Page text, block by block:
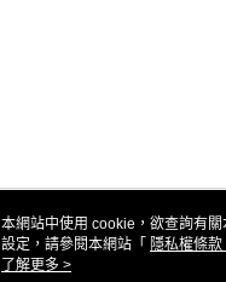
本網站中使用 cookie，欲查詢有
設定，請參閱本網站「 隱私權條款
使用 cookie。
了解更多 >